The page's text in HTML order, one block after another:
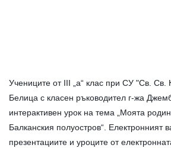
Учениците от III „а“ клас при СУ "Св. Св.
Белица с класен ръководител г-жа
интерактивен урок на тема „Моята
Балканския полуостров“. Електронният
презентациите и уроците от